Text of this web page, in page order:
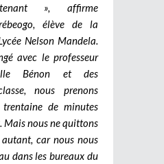
», affirme
élève de la
Nelson Mandela.
avec le professeur
Bénon et des
nous prenons
de minutes
Mais nous ne quittons
car nous nous
dans les bureaux du